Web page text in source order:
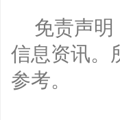
免责声
信息资讯。
参考。